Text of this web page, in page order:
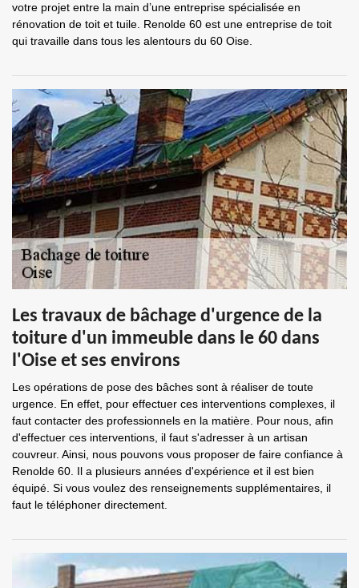
votre projet entre la main d’une entreprise spécialisée en
rénovation de toit et tuile. Renolde 60 est une entreprise de toit
qui travaille dans tous les alentours du 60 Oise.
Les travaux de bâchage d'urgence de la
toiture d'un immeuble dans le 60 dans
l'Oise et ses environs
Les opérations de pose des bâches sont à réaliser de toute
urgence. En effet, pour effectuer ces interventions complexes, il
faut contacter des professionnels en la matière. Pour nous, afin
d'effectuer ces interventions, il faut s'adresser à un artisan
couvreur. Ainsi, nous pouvons vous proposer de faire confiance à
Renolde 60. Il a plusieurs années d'expérience et il est bien
équipé. Si vous voulez des renseignements supplémentaires, il
faut le téléphoner directement.